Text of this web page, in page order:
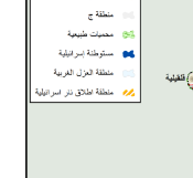
862
90
4א’
9